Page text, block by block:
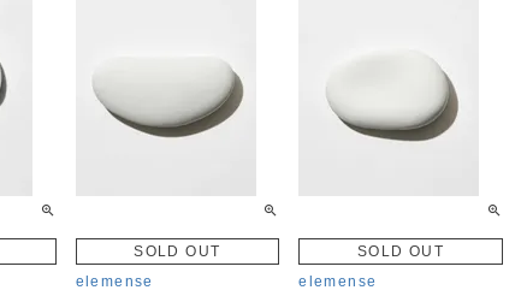
SOLD OUT
elemense
SOLD OUT
elemense